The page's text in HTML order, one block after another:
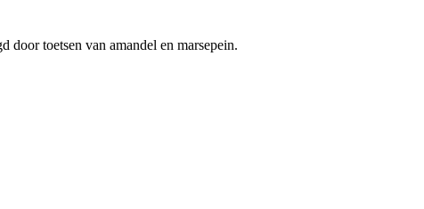
toetsen van amandel en marsepein.